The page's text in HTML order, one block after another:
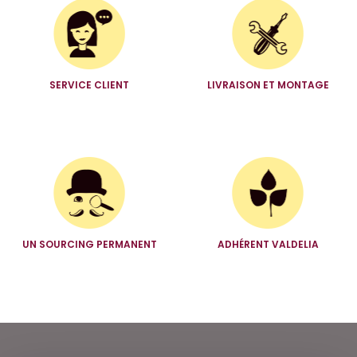
SERVICE CLIENT LIVRAISON ET MONTAGE
UN SOURCING PERMANENT ADHÉRENT VALDELIA